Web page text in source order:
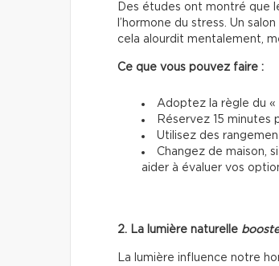
Des études ont montré que
l’hormone du stress. Un
cela alourdit mentalement,
Ce que vous pouvez faire :
Adoptez la règle du «
Réservez 15 minutes
Utilisez des
Changez de maison,
aider à évaluer vos
2. La lumière naturelle booste
La lumière influence notre